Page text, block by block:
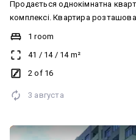
Продається однокімнатна
комплексі. Квартира
загальна площа — 40 кв. м,
після забудовника, що дає
дизайн інтер’єру. Будинок у
запланована на 2026 рік.
1 room
41 / 14/ 14m²
2 of 16
3 августа